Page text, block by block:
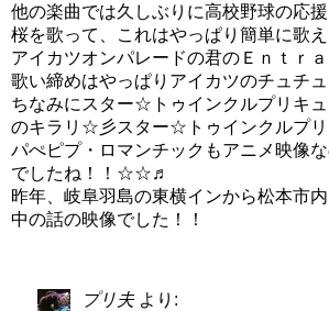
他の楽曲では久しぶりに高校野球の応
桜を歌って、これはやっぱり簡単に歌
アイカツオンパレードの君のＥｎｔｒａ
歌い締めはやっぱりアイカツのチュチ
ちなみにスター☆トゥインクルプリキ
のキラリ☆彡スター☆トゥインクルプリ
パぺピプ・ロマンチックもアニメ映像
でしたね！！☆☆♬
昨年、岐阜羽島の東横インから松本市
中の話の映像でした！！
プリ夫 より: